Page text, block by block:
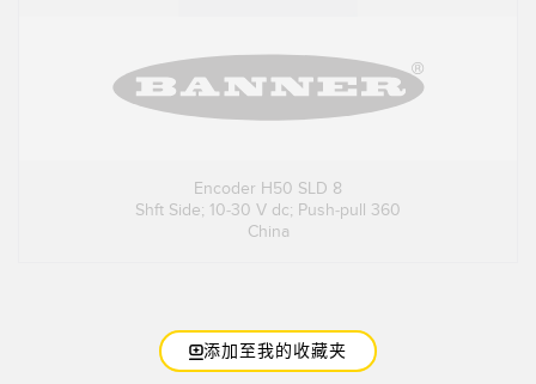
Encoder H50 SLD 8
Shft Side; 10-30 V dc; Push-pull 360
China
添加至我的收藏夹